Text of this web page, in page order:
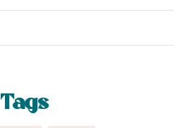
Tags